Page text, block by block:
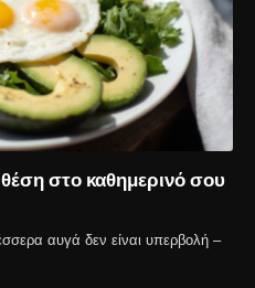
θέση στο καθημερινό σου
αυγά δεν είναι υπερβολή –